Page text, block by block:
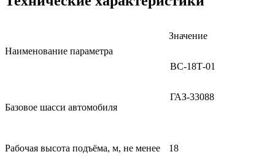
Наименование параметра
Значение
ВС-18Т-01
Базовое шасси автомобиля
ГАЗ-33088
Рабочая высота подъёма, м, не менее 18